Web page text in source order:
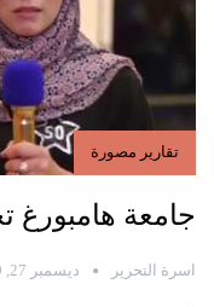
تقارير مصورة
جامعة هامبورغ
اسرة التحرير ديسمبر 27, 2019